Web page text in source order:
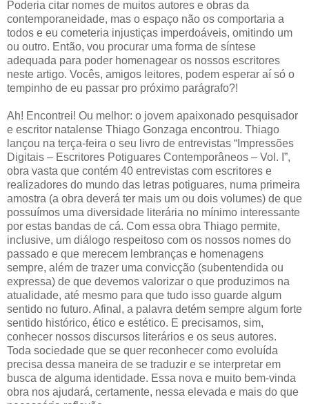
Poderia citar nomes de muitos autores e obras da
contemporaneidade, mas o espaço não os comportaria a
todos e eu cometeria injustiças imperdoáveis, omitindo um
ou outro. Então, vou procurar uma forma de síntese
adequada para poder homenagear os nossos escritores
neste artigo. Vocês, amigos leitores, podem esperar aí só o
tempinho de eu passar pro próximo parágrafo?!
Ah! Encontrei! Ou melhor: o jovem apaixonado pesquisador
e escritor natalense Thiago Gonzaga encontrou. Thiago
lançou na terça-feira o seu livro de entrevistas “Impressões
Digitais – Escritores Potiguares Contemporâneos – Vol. I”,
obra vasta que contém 40 entrevistas com escritores e
realizadores do mundo das letras potiguares, numa primeira
amostra (a obra deverá ter mais um ou dois volumes) de que
possuímos uma diversidade literária no mínimo interessante
por estas bandas de cá. Com essa obra Thiago permite,
inclusive, um diálogo respeitoso com os nossos nomes do
passado e que merecem lembranças e homenagens
sempre, além de trazer uma convicção (subentendida ou
expressa) de que devemos valorizar o que produzimos na
atualidade, até mesmo para que tudo isso guarde algum
sentido no futuro. Afinal, a palavra detém sempre algum forte
sentido histórico, ético e estético. E precisamos, sim,
conhecer nossos discursos literários e os seus autores.
Toda sociedade que se quer reconhecer como evoluída
precisa dessa maneira de se traduzir e se interpretar em
busca de alguma identidade. Essa nova e muito bem-vinda
obra nos ajudará, certamente, nessa elevada e mais do que